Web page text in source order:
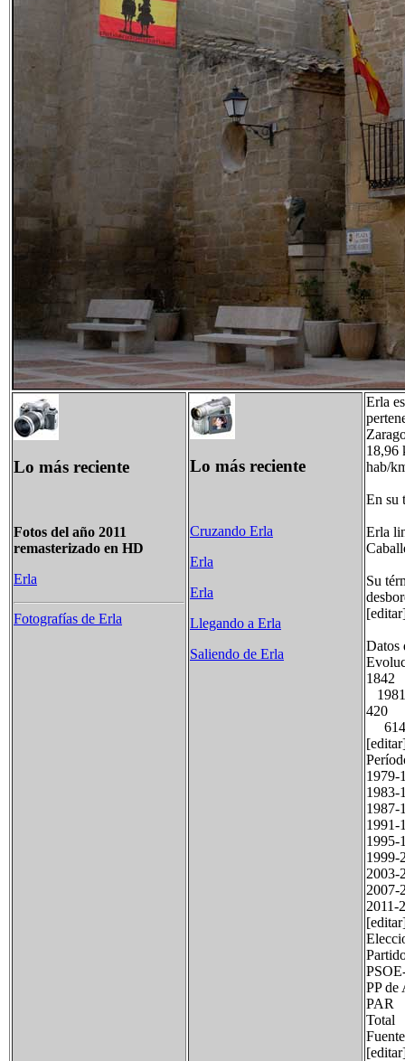
Lo más reciente
Fotos del año 2011
remasterizado en HD
Erla
Fotografías de Erla
Lo más reciente
Cruzando Erla
Erla
Erla
Llegando a Erla
Saliendo de Erla
Erla
18,96
hab/
En su
Erla
Su
Datos
420
PP